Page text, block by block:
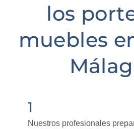
los
muebles
1
Nuestros profesionales